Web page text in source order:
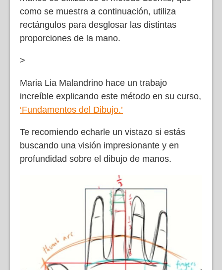
como se muestra a continuación, utiliza
rectángulos para desglosar las distintas
proporciones de la mano.
>
Maria Lia Malandrino hace un trabajo
increíble explicando este método en su curso,
‘Fundamentos del Dibujo.’
Te recomiendo echarle un vistazo si estás
buscando una visión impresionante y en
profundidad sobre el dibujo de manos.